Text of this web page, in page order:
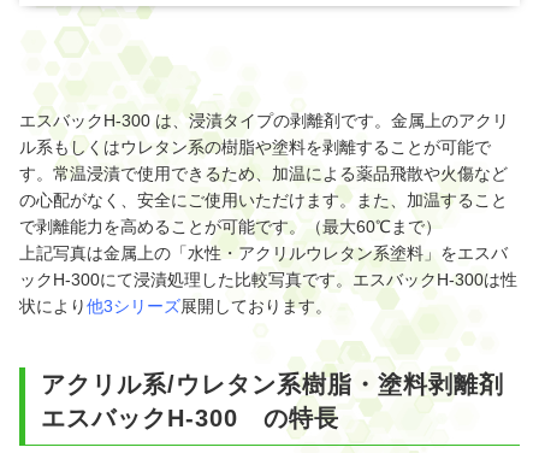
エスバックH-300 は、浸漬タイプの剥離剤です。金属上のアクリ
ル系もしくはウレタン系の樹脂や塗料を剥離することが可能で
す。常温浸漬で使用できるため、加温による薬品飛散や火傷など
の心配がなく、安全にご使用いただけます。また、加温すること
で剥離能力を高めることが可能です。（最大60℃まで）
上記写真は金属上の「水性・アクリルウレタン系塗料」をエスバ
ックH-300にて浸漬処理した比較写真です。エスバックH-300は性
状により他3シリーズ展開しております。
アクリル系/ウレタン系樹脂・塗料剥離剤
エスバックH-300 の特長